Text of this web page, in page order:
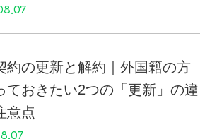
約の更新と解約｜外国籍の方
ておきたい2つの「更新」の違
意点